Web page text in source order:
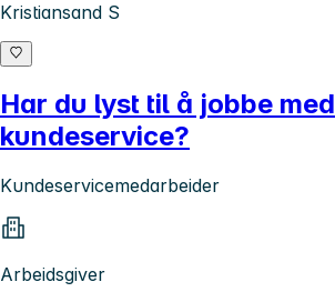
Kristiansand S
Har du lyst til å jobbe med
kundeservice?
Kundeservicemedarbeider
Arbeidsgiver